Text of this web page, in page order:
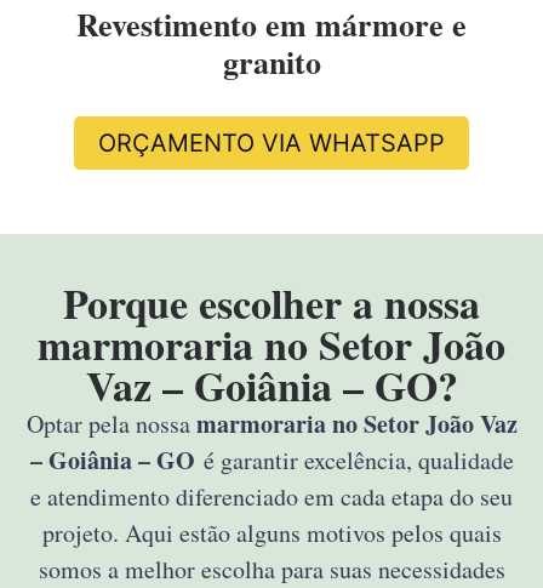
Revestimento em mármore e
granito
ORÇAMENTO VIA WHATSAPP
Porque escolher a nossa
marmoraria no Setor João
Vaz – Goiânia – GO?
Optar pela nossamarmoraria no Setor João Vaz
– Goiânia – GO é garantir excelência, qualidade
e atendimento diferenciado em cada etapa do seu
projeto. Aqui estão alguns motivos pelos quais
somos a melhor escolha para suas necessidades